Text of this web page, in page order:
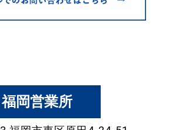
福岡営業所